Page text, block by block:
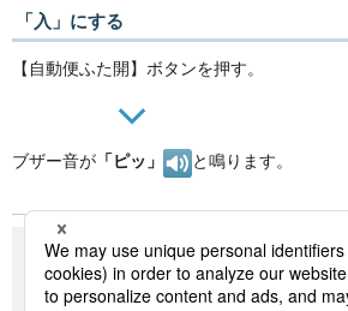
「入」にする
【自動便ふた開】ボタンを押す。
ブザー音が 「ピッ」 と鳴ります。
設定内容